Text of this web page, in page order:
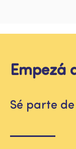
Empezá
Sé parte